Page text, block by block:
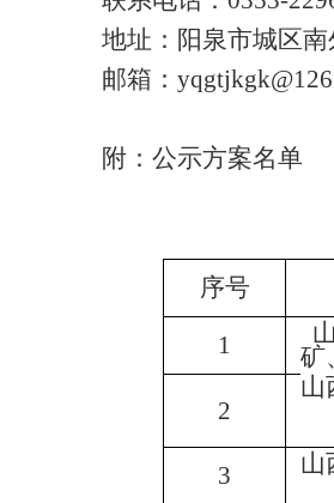
地址： 阳泉市城区
邮箱： yqgtjkgk
附：公示方案名单
序号
1
矿
2
山
3
山